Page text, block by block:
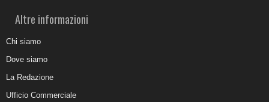
Altre informazioni
Chi siamo
Dove siamo
La Redazione
Ufficio Commerciale